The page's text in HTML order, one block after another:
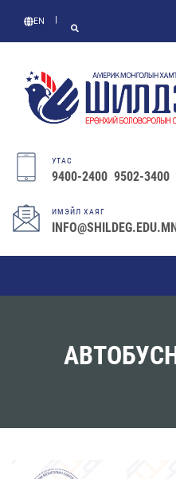
EN
УТАС
9400-2400 9502-3400
ИМЭЙЛ ХАЯГ